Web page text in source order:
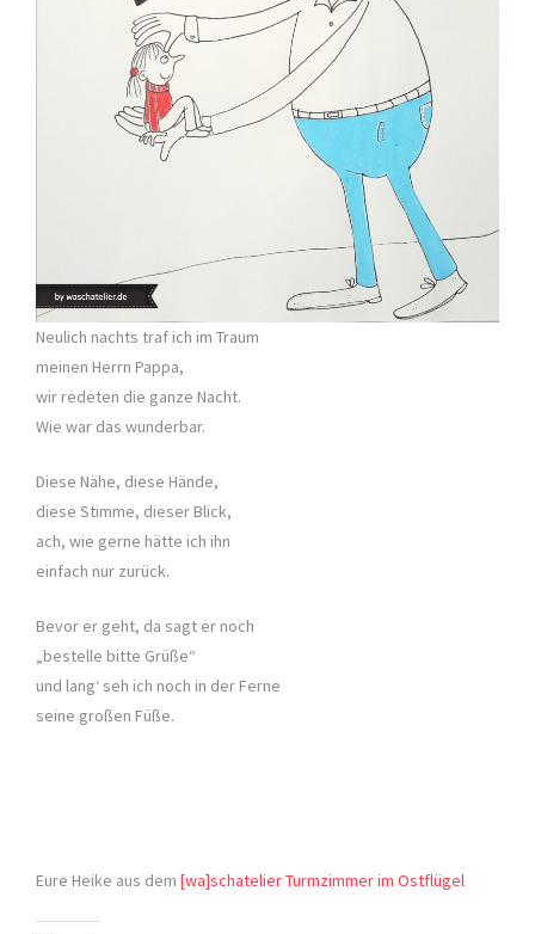
Neulich nachts traf ich im Traum
meinen Herrn Pappa,
wir redeten die ganze Nacht.
Wie war das wunderbar.
Diese Nähe, diese Hände,
diese Stimme, dieser Blick,
ach, wie gerne hätte ich ihn
einfach nur zurück.
Bevor er geht, da sagt er noch
„bestelle bitte Grüße“
und lang‘ seh ich noch in der Ferne
seine großen Füße.
Eure Heike aus dem [wa]schatelier Turmzimmer im Ostflügel